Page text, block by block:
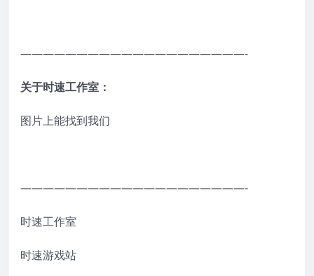
————————————————————-
关于时速工作室：
图片上能找到我们
————————————————————-
时速工作室
时速游戏站